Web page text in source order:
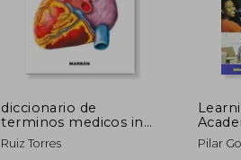
diccionario de
terminos medicos ing-
esp esp-ing (bolsillo
13)
Ruiz Torres
(en
Pilar